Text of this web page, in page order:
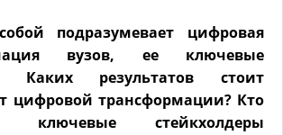
подразумевает цифровая
вузов, ее ключевые
Каких результатов стоит
цифровой трансформации? Кто
стейкхолдеры